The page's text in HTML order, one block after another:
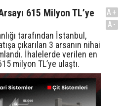
615 Milyon TL’ye
tarafından İstanbul,
çıkarılan 3 arsanın nihai
İhalelerde verilen en
milyon TL’ye ulaştı.
A+
A-